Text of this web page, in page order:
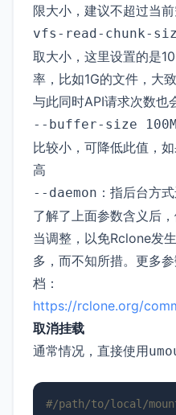
限大小，建议不超过当
vfs-read-chunk-
取大小，这里设置的是
率，比如1G的文件，大
与此同时API请求次数也
--buffer-size 100M
比较小，可降低此值，
高
--daemon ：指后台方
了解了上面参数含义后
当调整，以免Rclone发
多，而不知所措。更多
档：
https://rclone.org/
取消挂载
通常情况，直接使用
#/path/to/local/mount